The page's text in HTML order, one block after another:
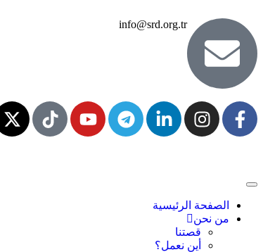
info@srd.org.tr
الصفحة الرئيسية
من نحن
قصتنا
أين نعمل؟